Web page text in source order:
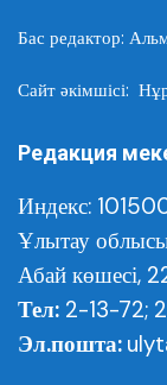
Бас редактор:
Сайт әкімшісі:
Редакция
Индекс:
Ұлытау
Абай көшесі,
Тел: 2-13-72;
Эл.пошта: